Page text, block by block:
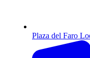
Plaza del Faro